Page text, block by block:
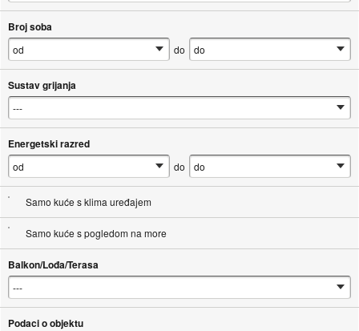
Broj soba
do
Sustav grijanja
Energetski razred
do
Samo kuće s klima uređajem
Samo kuće s pogledom na more
Balkon/Lođa/Terasa
Podaci o objektu